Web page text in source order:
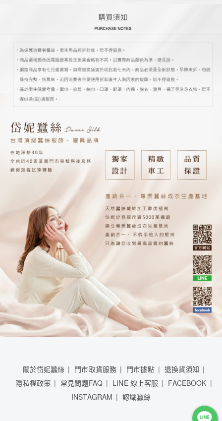
關於岱妮蠶絲 門市取貨服務 門市據點
退換貨須知
隱私權政策
常見問題FAQ LINE 線上客服
FACEBOOK
INSTAGRAM
認識蠶絲